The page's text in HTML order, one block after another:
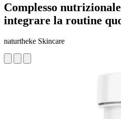
Complesso
integrare la routine
naturtheke Skincare